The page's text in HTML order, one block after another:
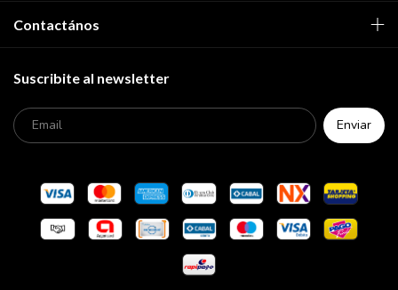
Contactános
Suscribite al newsletter